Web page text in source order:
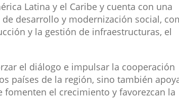
Latina y el Caribe y cuenta con una
desarrollo y modernización social,
y la gestión de infraestructuras, el
el diálogo e impulsar la cooperación
países de la región, sino también
el crecimiento y favorezcan la